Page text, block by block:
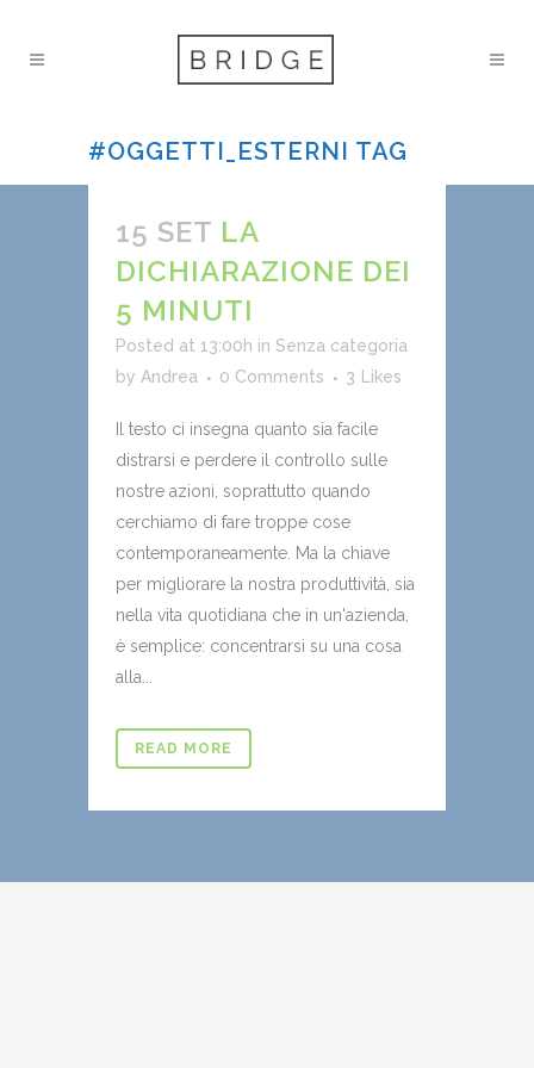
#OGGETTI_ESTERNI TAG
15 SET LA
DICHIARAZIONE DEI
5 MINUTI
Posted at 13:00h in Senza categoria
by Andrea 0 Comments 3 Likes
Il testo ci insegna quanto sia facile
distrarsi e perdere il controllo sulle
nostre azioni, soprattutto quando
cerchiamo di fare troppe cose
contemporaneamente. Ma la chiave
per migliorare la nostra produttività, sia
nella vita quotidiana che in un'azienda,
è semplice: concentrarsi su una cosa
alla...
READ MORE